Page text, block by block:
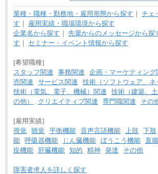
業種・職種・勤務地・雇用形態から探す ｜ チェ
す ｜
雇用実績・職場環境から探す
企業名から探す ｜ 先輩からのメッセージから探
す ｜ セミナー・イベント情報から探す
[希望職種]
スタッフ関連
事務関連 企画・マーケティング
売関連
サービス関連
技術（ソフトウェア、
技術（電気、電子、機械）関連
技術（建築、
の他）
クリエイティブ関連 専門職関連 その
[雇用実績]
視覚
聴覚 平衡機能 音声言語機能 上肢 下肢
能 呼吸器機能 じん臓機能 ぼうこう機能 直
疫機能
肝臓機能 知的 精神 発達 その他
障害者求人を詳しく探す